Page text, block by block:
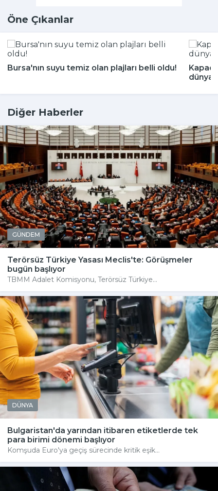
Öne Çıkanlar
Bursa'nın suyu temiz olan plajları belli oldu!
Diğer Haberler
GÜNDEM
Terörsüz Türkiye Yasası Meclis'te: Görüşmeler
bugün başlıyor
TBMM Adalet Komisyonu, Terörsüz Türkiye...
DÜNYA
Bulgaristan'da yarından itibaren etiketlerde tek
para birimi dönemi başlıyor
Komşuda Euro'ya geçiş sürecinde kritik eşik...